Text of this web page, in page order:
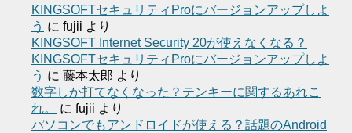
KINGSOFTセキュリティProにバージョンアップしよ
う に fujii より
KINGSOFT Internet Security 20が使えなくなる？
KINGSOFTセキュリティProにバージョンアップしよ
う に 藤本太郎 より
数字しか打てなくなった？テンキーに関するあれこ
れ。
に fujii より
パソコンでもアンドロイドが使える？話題のAndroid